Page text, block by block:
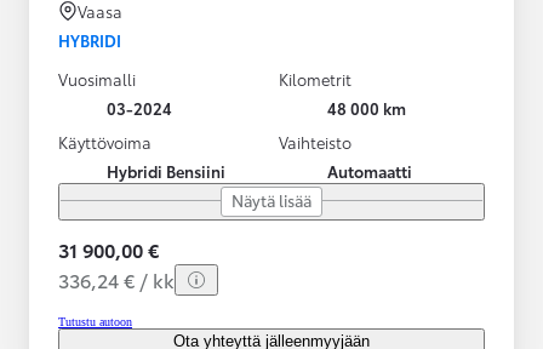
Vaasa
HYBRIDI
Vuosimalli
03-2024
Kilometrit
48 000 km
Käyttövoima
Hybridi Bensiini
Vaihteisto
Automaatti
Näytä lisää
31 900,00 €
336,24 € / kk
Tutustu autoon
Ota yhteyttä jälleenmyyjään